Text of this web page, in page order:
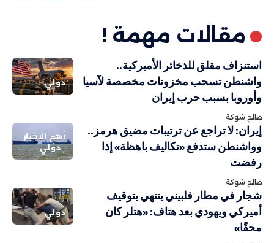
مقالات مهمة !
دولي
استنزاف مقلق للذخائر الأميركية..
واشنطن تسحب مخزونات مخصصة لآسيا
وأوروبا بسبب حرب إيران
صالح شوكة
أهم الاخبار
دولي
إيران: لا تراجع عن ترتيبات مضيق هرمز..
وواشنطن ستدفع «تكاليف باهظة» إذا
رفضت
صالح شوكة
دولي
شجار في مطار فلبيني ينتهي بتوقيف
أميركي ويهودي بعد هتاف: «هتلر كان
محقًا»